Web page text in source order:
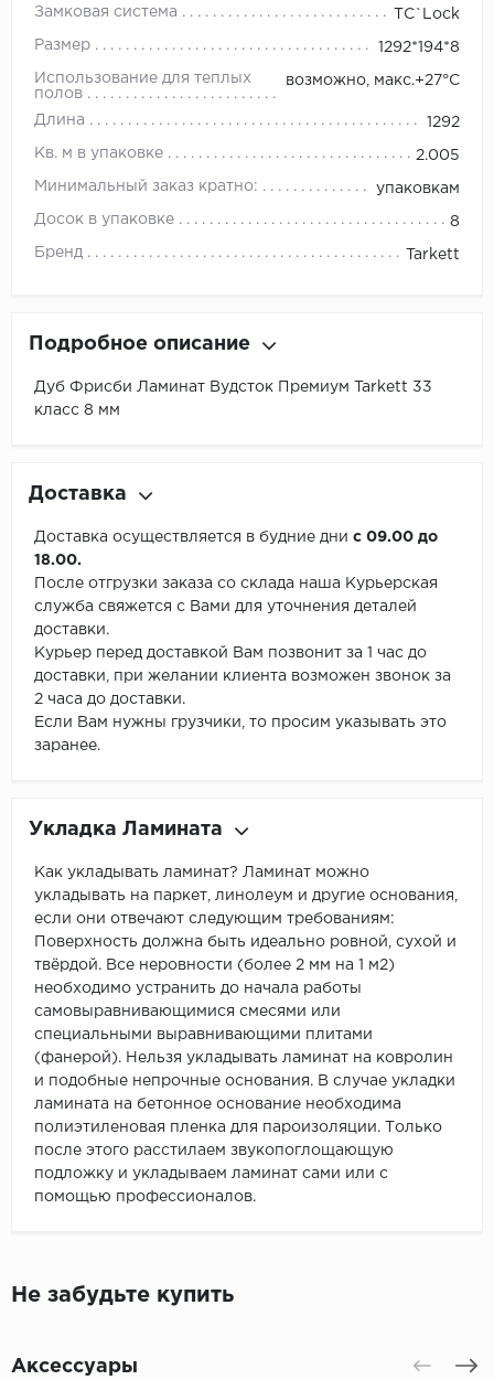
Замковая система TС`Lock
Размер 1292*194*8
Использование для теплых
полов
возможно, макс.+27°С
Длина 1292
Кв. м в упаковке 2.005
Минимальный заказ кратно: упаковкам
Досок в упаковке 8
Бренд Tarkett
Подробное описание
Дуб Фрисби Ламинат Вудсток Премиум Tarkett 33
класс 8 мм
Доставка
Доставка осуществляется в будние дни с 09.00 до
18.00.
После отгрузки заказа со склада наша Курьерская
служба свяжется с Вами для уточнения деталей
доставки.
Курьер перед доставкой Вам позвонит за 1 час до
доставки, при желании клиента возможен звонок за
2 часа до доставки.
Если Вам нужны грузчики, то просим указывать это
заранее.
Укладка Ламината
Как укладывать ламинат? Ламинат можно
укладывать на паркет, линолеум и другие основания,
если они отвечают следующим требованиям:
Поверхность должна быть идеально ровной, сухой и
твёрдой. Все неровности (более 2 мм на 1 м2)
необходимо устранить до начала работы
самовыравнивающимися смесями или
специальными выравнивающими плитами
(фанерой). Нельзя укладывать ламинат на ковролин
и подобные непрочные основания. В случае укладки
ламината на бетонное основание необходима
полиэтиленовая пленка для пароизоляции. Только
после этого расстилаем звукопоглощающую
подложку и укладываем ламинат сами или с
помощью профессионалов.
Не забудьте купить
Аксессуары